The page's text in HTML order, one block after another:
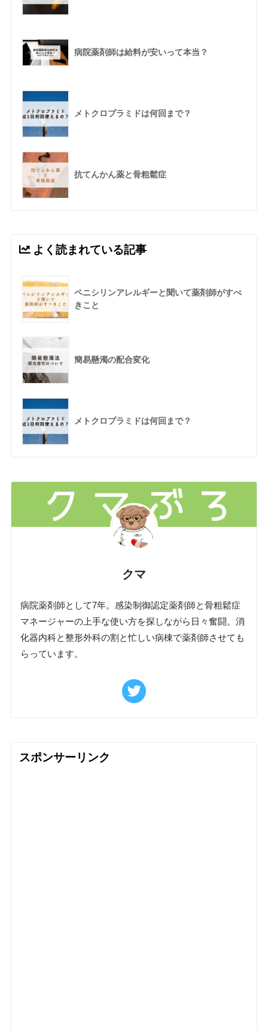
病院薬剤師は給料が安いって本当？
メトクロプラミドは何回まで？
抗てんかん薬と骨粗鬆症
よく読まれている記事
ペニシリンアレルギーと聞いて薬剤師がすべ
きこと
簡易懸濁の配合変化
メトクロプラミドは何回まで？
クマ
病院薬剤師として7年。感染制御認定薬剤師と骨粗鬆症
マネージャーの上手な使い方を探しながら日々奮闘。消
化器内科と整形外科の割と忙しい病棟で薬剤師させても
らっています。
スポンサーリンク